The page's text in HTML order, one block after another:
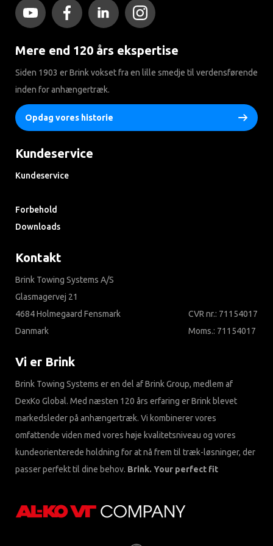
Mere end 120 års ekspertise
Siden 1903 er Brink vokset fra en lille smedje til verdensførende
inden for anhængertræk.
Opdag vores historie
Kundeservice
Kundeservice
Forbehold
Downloads
Kontakt
Brink Towing Systems A/S
Glasmagervej 21
4684 Holmegaard Fensmark
Danmark
CVR nr.: 71154017
Moms.: 71154017
Vi er Brink
Brink Towing Systems er en del af Brink Group, medlem af
DexKo Global. Med næsten 120 års erfaring er Brink blevet
markedsleder på anhængertræk. Vi kombinerer vores
omfattende viden med vores høje kvalitetsniveau og vores
kundeorienterede holdning for at nå frem til træk-løsninger, der
passer perfekt til dine behov. Brink. Your perfect fit